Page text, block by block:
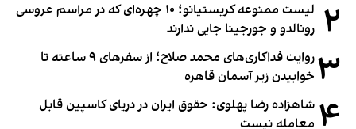
۲
لیست ممنوعه کریستیانو؛ ۱۰ چهره‌ای که در مراسم عروسی
رونالدو و جورجینا جایی ندارند
۳
روایت فداکاری‌های محمد صلاح؛ از سفرهای ۹ ساعته تا
خوابیدن زیر آسمان قاهره
۴ شاهزاده رضا پهلوی: حقوق ایران در دریای کاسپین قابل
معامله نیست